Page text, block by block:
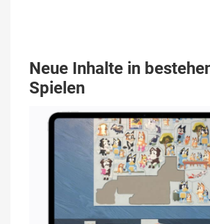
Neue Inhalte in
Spielen